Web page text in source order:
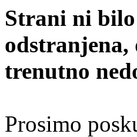
Strani ni
odstranjena,
trenutno
Prosimo